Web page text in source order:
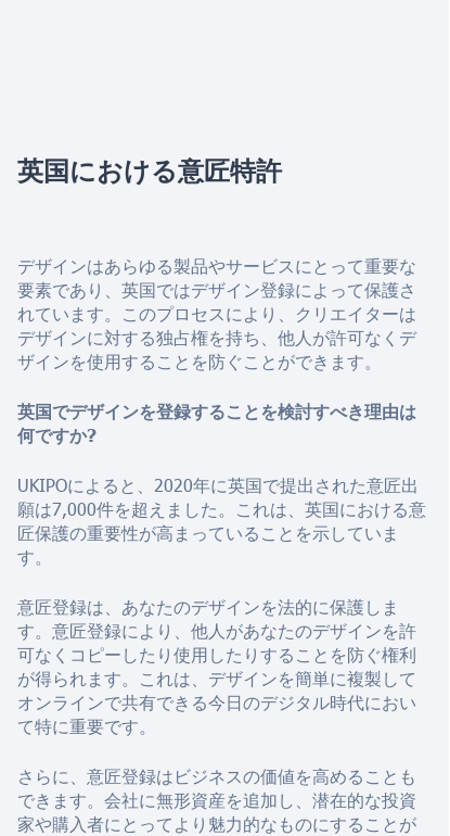
英国における意匠特許
デザインはあらゆる製品やサービスにとって重要な
要素であり、英国ではデザイン登録によって保護さ
れています。このプロセスにより、クリエイターは
デザインに対する独占権を持ち、他人が許可なくデ
ザインを使用することを防ぐことができます。
英国でデザインを登録することを検討すべき理由は
何ですか?
UKIPOによると、2020年に英国で提出された意匠出
願は7,000件を超えました。これは、英国における意
匠保護の重要性が高まっていることを示していま
す。
意匠登録は、あなたのデザインを法的に保護しま
す。意匠登録により、他人があなたのデザインを許
可なくコピーしたり使用したりすることを防ぐ権利
が得られます。これは、デザインを簡単に複製して
オンラインで共有できる今日のデジタル時代におい
て特に重要です。
さらに、意匠登録はビジネスの価値を高めることも
できます。会社に無形資産を追加し、潜在的な投資
家や購入者にとってより魅力的なものにすることが